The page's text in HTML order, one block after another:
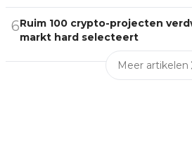
6Ruim 100 crypto-projecten
markt hard selecteert
Meer artikelen